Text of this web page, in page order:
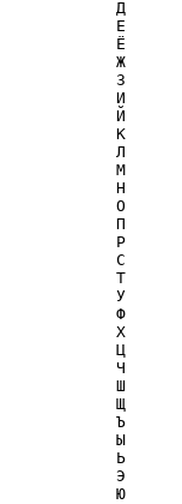
Д
Е
Ё
Ж
З
И
Й
К
Л
М
Н
О
П
Р
С
Т
У
Ф
Х
Ц
Ч
Ш
Щ
Ъ
Ы
Ь
Э
Ю